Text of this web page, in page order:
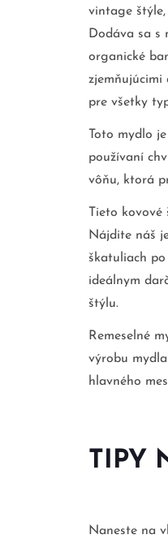
vintage
Dodáva sa s
organické
zjemňujúcimi
pre všetky
Toto mydlo
používaní
vôňu, ktorá
Tieto
Nájdite náš
škatuliach
ideálnym
štýlu.
Remeselné
výrobu
hlavného
TIPY
Naneste na